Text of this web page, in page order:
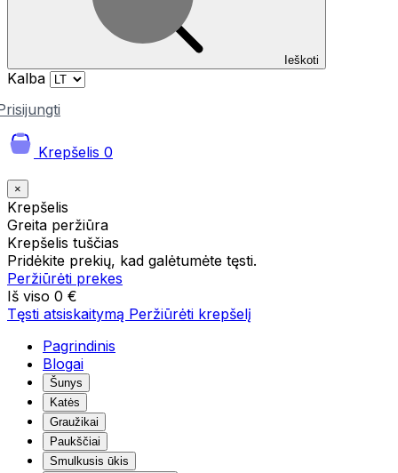
Ieškoti
Kalba
Krepšelis 0
×
Krepšelis
Greita peržiūra
Krepšelis tuščias
Pridėkite prekių, kad galėtumėte tęsti.
Peržiūrėti prekes
Iš viso 0 €
Tęsti atsiskaitymą Peržiūrėti krepšelį
Pagrindinis
Blogai
Šunys
Katės
Graužikai
Paukščiai
Smulkusis ūkis